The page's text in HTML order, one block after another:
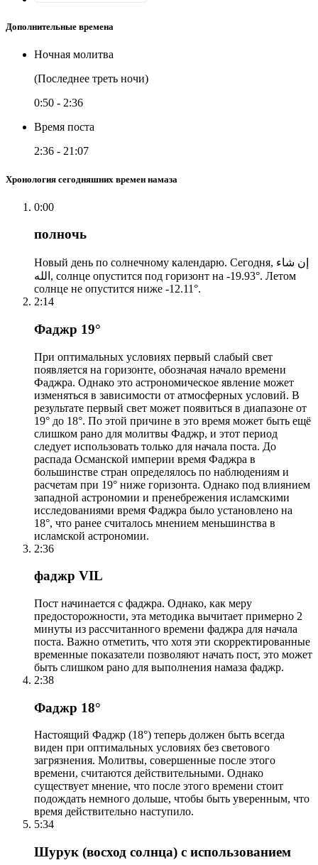
Дополнительные времена
Ночная молитва
(Последнее треть ночи)
0:50 - 2:36
Время поста
2:36 - 21:07
Хронология сегодняшних времен намаза
0:00
полночь
Новый день по солнечному календарю. Сегодня, إن شاء
الله, солнце опустится под горизонт на -19.93°. Летом
солнце не опустится ниже -12.11°.
2:14
Фаджр 19°
При оптимальных условиях первый слабый свет
появляется на горизонте, обозначая начало времени
Фаджра. Однако это астрономическое явление может
изменяться в зависимости от атмосферных условий. В
результате первый свет может появиться в диапазоне от
19° до 18°. По этой причине в это время может быть ещё
слишком рано для молитвы Фаджр, и этот период
следует использовать только для начала поста. До
распада Османской империи время Фаджра в
большинстве стран определялось по наблюдениям и
расчетам при 19° ниже горизонта. Однако под влиянием
западной астрономии и пренебрежения исламскими
исследованиями время Фаджра было установлено на
18°, что ранее считалось мнением меньшинства в
исламской астрономии.
2:36
фаджр VIL
Пост начинается с фаджра. Однако, как меру
предосторожности, эта методика вычитает примерно 2
минуты из рассчитанного времени фаджра для начала
поста. Важно отметить, что хотя эти скорректированные
временные показатели позволяют начать пост, это может
быть слишком рано для выполнения намаза фаджр.
2:38
Фаджр 18°
Настоящий Фаджр (18°) теперь должен быть всегда
виден при оптимальных условиях без светового
загрязнения. Молитвы, совершенные после этого
времени, считаются действительными. Однако
существует мнение, что после этого времени стоит
подождать немного дольше, чтобы быть уверенным, что
время действительно наступило.
5:34
Шурук (восход солнца) с использованием